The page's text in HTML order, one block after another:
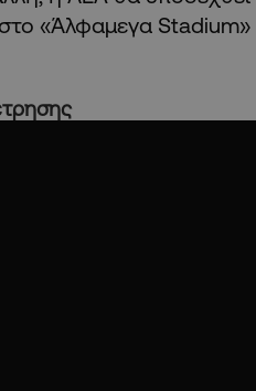
στο «Άλφαμεγα Stadium»